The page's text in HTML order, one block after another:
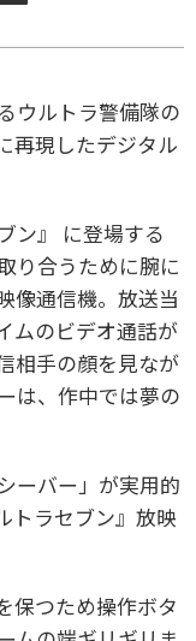
ウルトラ警備隊の
再現したデジタル
ン』 に登場する
り合うために腕に
像通信機。放送当
ムのビデオ通話が
相手の顔を見なが
は、作中では夢の
ーバー」が実用的
トラセブン』放映
保つため操作ボタ